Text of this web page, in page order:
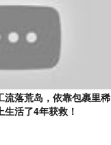
流落荒岛，依靠包裹里稀
活了4年获救！